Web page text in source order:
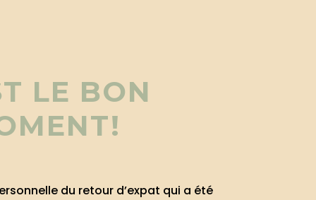
LE BON
du retour d’expat qui a été